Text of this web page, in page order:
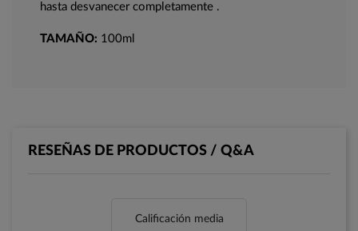
hasta desvanecer completamente .
TAMAÑO: 100ml
RESEÑAS DE PRODUCTOS / Q&A
Calificación media